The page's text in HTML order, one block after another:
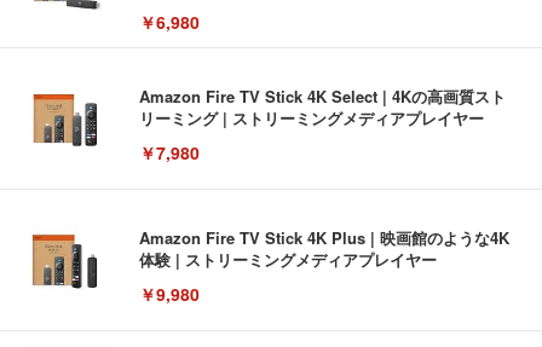
￥6,980
Amazon Fire TV Stick 4K Select | 4Kの高画質スト
リーミング | ストリーミングメディアプレイヤー
￥7,980
Amazon Fire TV Stick 4K Plus | 映画館のような4K
体験 | ストリーミングメディアプレイヤー
￥9,980